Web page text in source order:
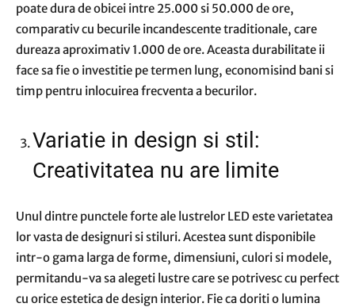
poate dura de obicei intre 25.000 si 50.000 de ore,
comparativ cu becurile incandescente traditionale, care
dureaza aproximativ 1.000 de ore. Aceasta durabilitate ii
face sa fie o investitie pe termen lung, economisind bani si
timp pentru inlocuirea frecventa a becurilor.
Variatie in design si stil:
Creativitatea nu are limite
Unul dintre punctele forte ale lustrelor LED este varietatea
lor vasta de designuri si stiluri. Acestea sunt disponibile
intr-o gama larga de forme, dimensiuni, culori si modele,
permitandu-va sa alegeti lustre care se potrivesc cu perfect
cu orice estetica de design interior. Fie ca doriti o lumina